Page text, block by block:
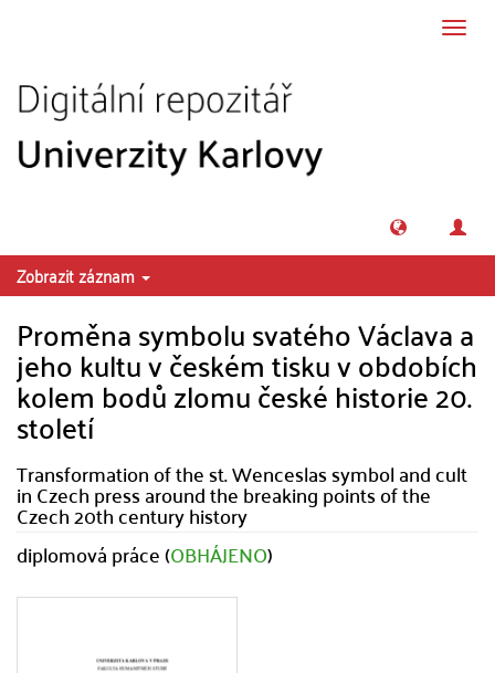
Zobrazit záznam
Proměna symbolu svatého Václava a
jeho kultu v českém tisku v obdobích
kolem bodů zlomu české historie 20.
století
Transformation of the st. Wenceslas symbol and cult
in Czech press around the breaking points of the
Czech 20th century history
diplomová práce (OBHÁJENO)